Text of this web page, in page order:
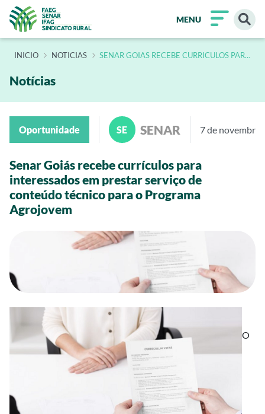
MENU
INÍCIO NOTICIAS SENAR GOIAS RECEBE CURRICULOS PARA
Notícias
Oportunidade SE SENAR 7 de novembro
Senar Goiás recebe currículos para
interessados em prestar serviço de
conteúdo técnico para o Programa
Agrojovem
O